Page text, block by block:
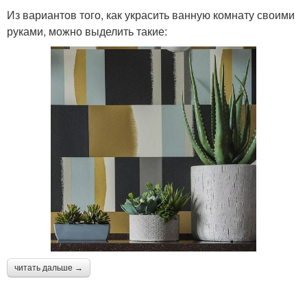
Из вариантов того, как украсить ванную комнату своими
руками, можно выделить такие:
читать дальше →